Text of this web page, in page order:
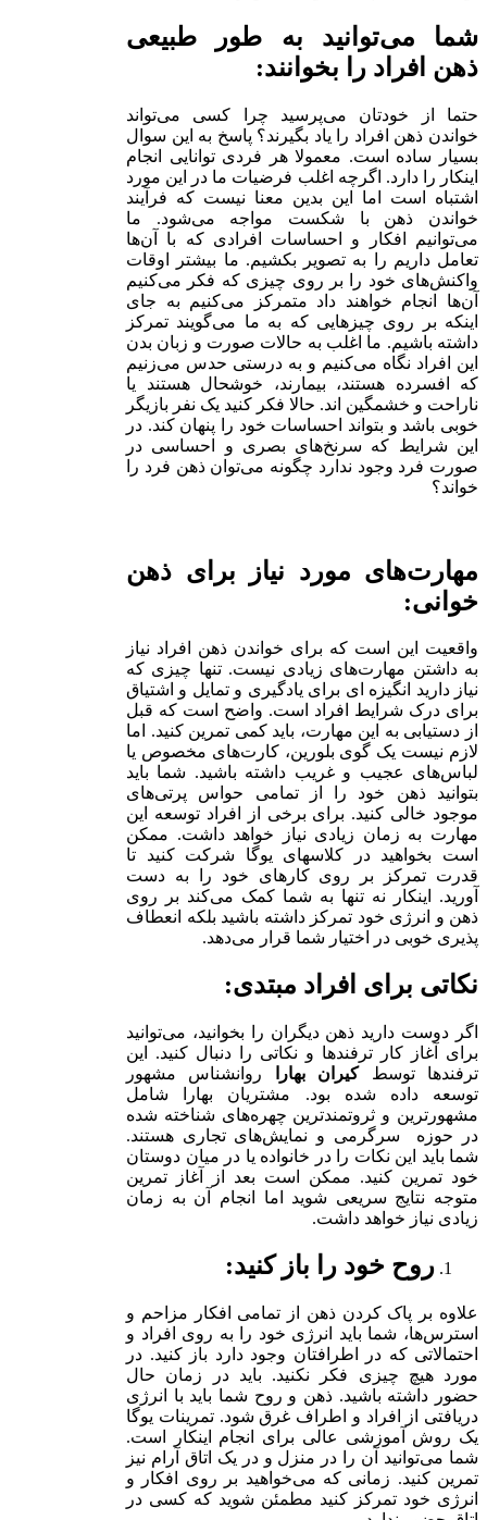
شما می‌توانید به طور طبیعی
ذهن افراد را بخوانند:
حتما از خودتان می‌پرسید چرا کسی می‌تواند
خواندن ذهن افراد را یاد بگیرند؟ پاسخ به این سوال
بسیار ساده است. معمولا هر فردی توانایی انجام
اینکار را دارد. اگرچه اغلب فرضیات ما در این مورد
اشتباه است اما این بدین معنا نیست که فرآیند
خواندن ذهن با شکست مواجه می‌شود. ما
می‌توانیم افکار و احساسات افرادی که با آن‌ها
تعامل داریم را به تصویر بکشیم. ما بیشتر اوقات
واکنش‌های خود را بر روی چیزی که فکر می‌کنیم
آن‌ها انجام خواهند داد متمرکز می‌کنیم به جای
اینکه بر روی چیزهایی که به ما می‌گویند تمرکز
داشته باشیم. ما اغلب به حالات صورت و زبان بدن
این افراد نگاه می‌کنیم و به درستی حدس می‌زنیم
که افسرده هستند، بیمارند، خوشحال هستند یا
ناراحت و خشمگین اند. حالا فکر کنید یک نفر بازیگر
خوبی باشد و بتواند احساسات خود را پنهان کند. در
این شرایط که سرنخ‌های بصری و احساسی در
صورت فرد وجود ندارد چگونه می‌توان ذهن فرد را
خواند؟
مهارت‌های مورد نیاز برای ذهن
خوانی:
واقعیت این است که برای خواندن ذهن افراد نیاز
به داشتن مهارت‌های زیادی نیست. تنها چیزی که
نیاز دارید انگیزه ای برای یادگیری و تمایل و اشتیاق
برای درک شرایط افراد است. واضح است که قبل
از دستیابی به این مهارت، باید کمی تمرین کنید. اما
لازم نیست یک گوی بلورین، کارت‌های مخصوص یا
لباس‌های عجیب و غریب داشته باشید. شما باید
بتوانید ذهن خود را از تمامی حواس پرتی‌های
موجود خالی کنید. برای برخی از افراد توسعه این
مهارت به زمان زیادی نیاز خواهد داشت. ممکن
است بخواهید در کلاسهای یوگا شرکت کنید تا
قدرت تمرکز بر روی کارهای خود را به دست
آورید. اینکار نه تنها به شما کمک می‌کند بر روی
ذهن و انرژی خود تمرکز داشته باشید بلکه انعطاف
پذیری خوبی در اختیار شما قرار می‌دهد.
نکاتی برای افراد مبتدی:
اگر دوست دارید ذهن دیگران را بخوانید، می‌توانید
برای آغاز کار ترفندها و نکاتی را دنبال کنید. این
ترفندها توسطکیران بهارا
روانشناس مشهور
توسعه داده شده بود. مشتریان بهارا شامل
مشهورترین و ثروتمندترین چهره‌های شناخته شده
در حوزه سرگرمی و نمایش‌های تجاری هستند.
شما باید این نکات را در خانواده یا در میان دوستان
خود تمرین کنید. ممکن است بعد از آغاز تمرین
متوجه نتایج سریعی شوید اما انجام آن به زمان
زیادی نیاز خواهد داشت.
روح خود را باز کنید:
علاوه بر پاک کردن ذهن از تمامی افکار مزاحم و
استرس‌ها، شما باید انرژی خود را به روی افراد و
احتمالاتی که در اطرافتان وجود دارد باز کنید. در
مورد هیچ چیزی فکر نکنید. باید در زمان حال
حضور داشته باشید. ذهن و روح شما باید با انرژی
دریافتی از افراد و اطراف غرق شود. تمرینات یوگا
یک روش آموزشی عالی برای انجام اینکار است.
شما می‌توانید آن را در منزل و در یک اتاق آرام نیز
تمرین کنید. زمانی که می‌خواهید بر روی افکار و
انرژی خود تمرکز کنید مطمئن شوید که کسی در